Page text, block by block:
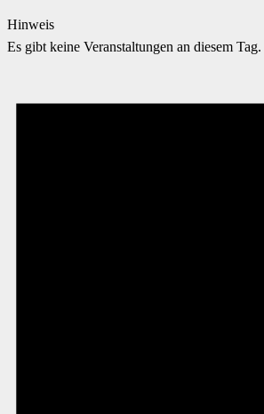
Hinweis
Es gibt keine Veranstaltungen an diesem Tag.